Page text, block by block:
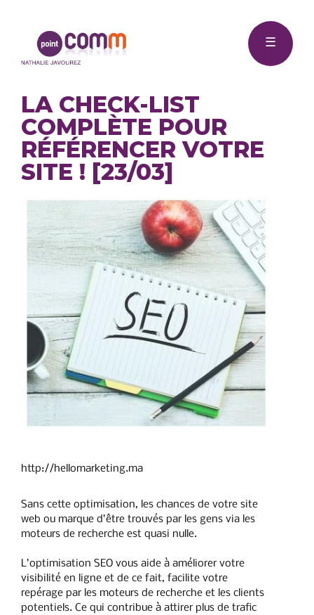
Point
☰
LA CHECK-LIST
COMPLÈTE POUR
RÉFÉRENCER VOTRE
SITE ! [23/03]
http://hellomarketing.ma
Sans cette optimisation, les chances de votre site
web ou marque d’être trouvés par les gens via les
moteurs de recherche est quasi nulle.
L’optimisation SEO vous aide à améliorer votre
visibilité en ligne et de ce fait, facilite votre
repérage par les moteurs de recherche et les clients
potentiels. Ce qui contribue à attirer plus de trafic